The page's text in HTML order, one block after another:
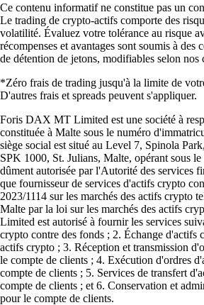
Ce contenu informatif ne constitue pas un
Le trading de crypto-actifs comporte des
volatilité. Évaluez votre tolérance au risque
récompenses et avantages sont soumis à
de détention de jetons, modifiables selon nos
*Zéro frais de trading jusqu'à la limite de
D'autres frais et spreads peuvent s'appliquer.
Foris DAX MT Limited est une société à
constituée à Malte sous le numéro
siège social est situé au Level 7, Spinola
SPK 1000, St. Julians, Malte, opérant sous le
dûment autorisée par l'Autorité des services
que fournisseur de services d'actifs crypto
2023/1114 sur les marchés des actifs crypto
Malte par la loi sur les marchés des actifs
Limited est autorisé à fournir les services
crypto contre des fonds ; 2. Échange d'actifs
actifs crypto ; 3. Réception et transmission
le compte de clients ; 4. Exécution d'ordres
compte de clients ; 5. Services de transfert
compte de clients ; et 6. Conservation et
pour le compte de clients.